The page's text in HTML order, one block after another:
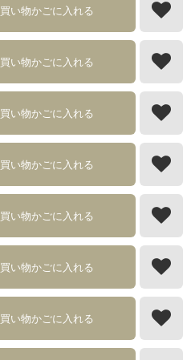
買い物かごに入れる
買い物かごに入れる
買い物かごに入れる
買い物かごに入れる
買い物かごに入れる
買い物かごに入れる
買い物かごに入れる